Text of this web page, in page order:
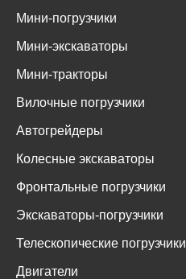
Мини-погрузчики
Мини-экскаваторы
Мини-тракторы
Вилочные погрузчики
Автогрейдеры
Колесные экскаваторы
Фронтальные погрузчики
Экскаваторы-погрузчики
Телескопические погрузчики
Двигатели